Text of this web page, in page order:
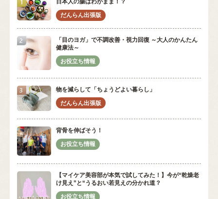
日本人の腸はわがまま！？
「目のヨガ」で不調改善・視力回復 ～大人のかんたん
健康法～
物を減らして「ちょうどよい暮らし」
背骨を伸ばそう！
【マイケア美容部が本気で試してみた！】今が“乾燥老
け見え”と“うるおい若見えの分かれ道？